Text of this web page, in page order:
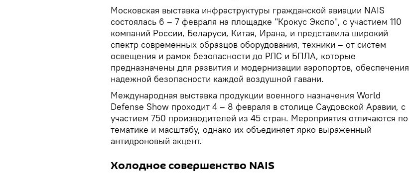
Московская выставка инфраструктуры гражданской авиации NAIS
состоялась 6 – 7 февраля на площадке "Крокус Экспо", с участием 110
компаний России, Беларуси, Китая, Ирана, и представила широкий
спектр современных образцов оборудования, техники – от систем
освещения и рамок безопасности до РЛС и БПЛА, которые
предназначены для развития и модернизации аэропортов, обеспечения
надежной безопасности каждой воздушной гавани.
Международная выставка продукции военного назначения World
Defense Show проходит 4 – 8 февраля в столице Саудовской Аравии, с
участием 750 производителей из 45 стран. Мероприятия отличаются по
тематике и масштабу, однако их объединяет ярко выраженный
антидроновый акцент.
Холодное совершенство NAIS